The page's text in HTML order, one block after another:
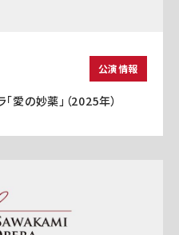
公演情報
愛の妙薬」（2025年）